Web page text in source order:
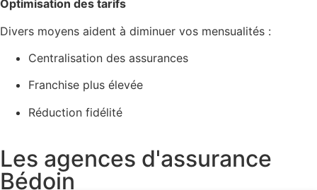
Optimisation des tarifs
Divers moyens aident à diminuer vos mensualités :
Centralisation des assurances
Franchise plus élevée
Réduction fidélité
Les agences d'assurance
Bédoin